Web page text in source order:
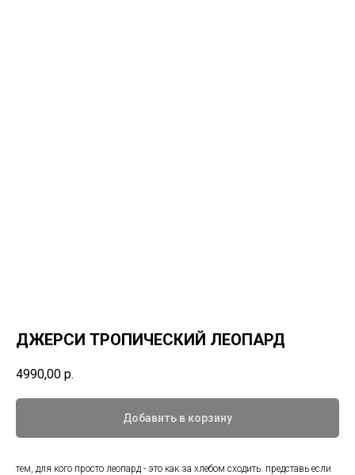
ДЖЕРСИ ТРОПИЧЕСКИЙ ЛЕОПАРД
4990,00 р.
Добавить в корзину
тем, для кого просто леопард - это как за хлебом сходить. представь если